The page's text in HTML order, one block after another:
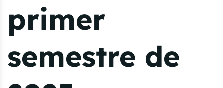
primer
semestre de